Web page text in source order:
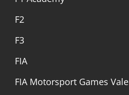
F2
F3
FIA
FIA Motorsport Games